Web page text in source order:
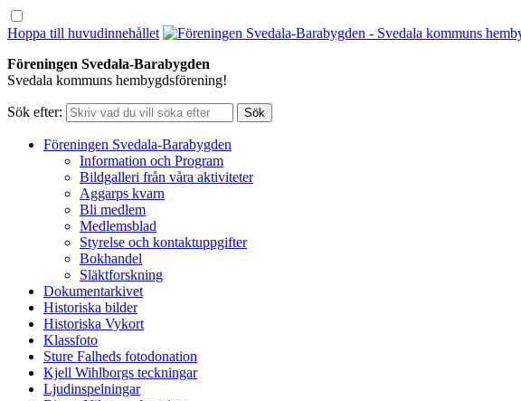
Hoppa till huvudinnehållet
Föreningen Svedala-Barabygden
Svedala kommuns hembygdsförening!
Sök efter:
Föreningen Svedala-Barabygden
Information och Program
Bildgalleri från våra aktiviteter
Aggarps kvarn
Bli medlem
Medlemsblad
Styrelse och kontaktuppgifter
Bokhandel
Släktforskning
Dokumentarkivet
Historiska bilder
Historiska Vykort
Klassfoto
Sture Falheds fotodonation
Kjell Wihlborgs teckningar
Ljudinspelningar